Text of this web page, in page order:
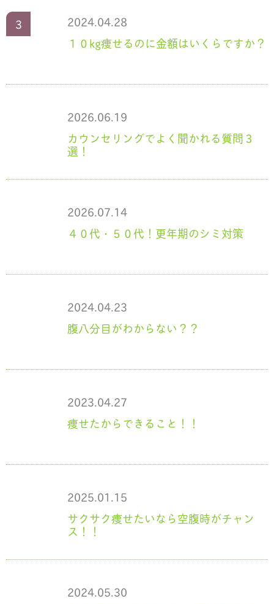
2024.04.28
１０kg痩せるのに金額はいくらですか？
2026.06.19
カウンセリングでよく聞かれる質問３
選！
2026.07.14
４０代・５０代！更年期のシミ対策
2024.04.23
腹八分目がわからない？？
2023.04.27
痩せたからできること！！
2025.01.15
サクサク痩せたいなら空腹時がチャン
ス！！
2024.05.30